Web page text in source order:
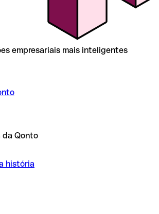
empresariais mais inteligentes
da Qonto
história